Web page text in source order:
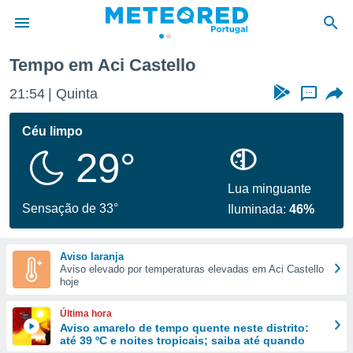
da
foi
fornecidas
a este
das
e
forma
digital
Tempo em Aci Castello
21:54 Quinta ...
Céu limpo
29°
Sensação de 33°
Lua minguante
Iluminada:46%
Aviso laranja
Aviso elevado por temperaturas elevadas em Aci Castello
hoje
Última hora
Aviso amarelo de tempo quente neste distrito:
até 39 ºC e noites tropicais; saiba até quando